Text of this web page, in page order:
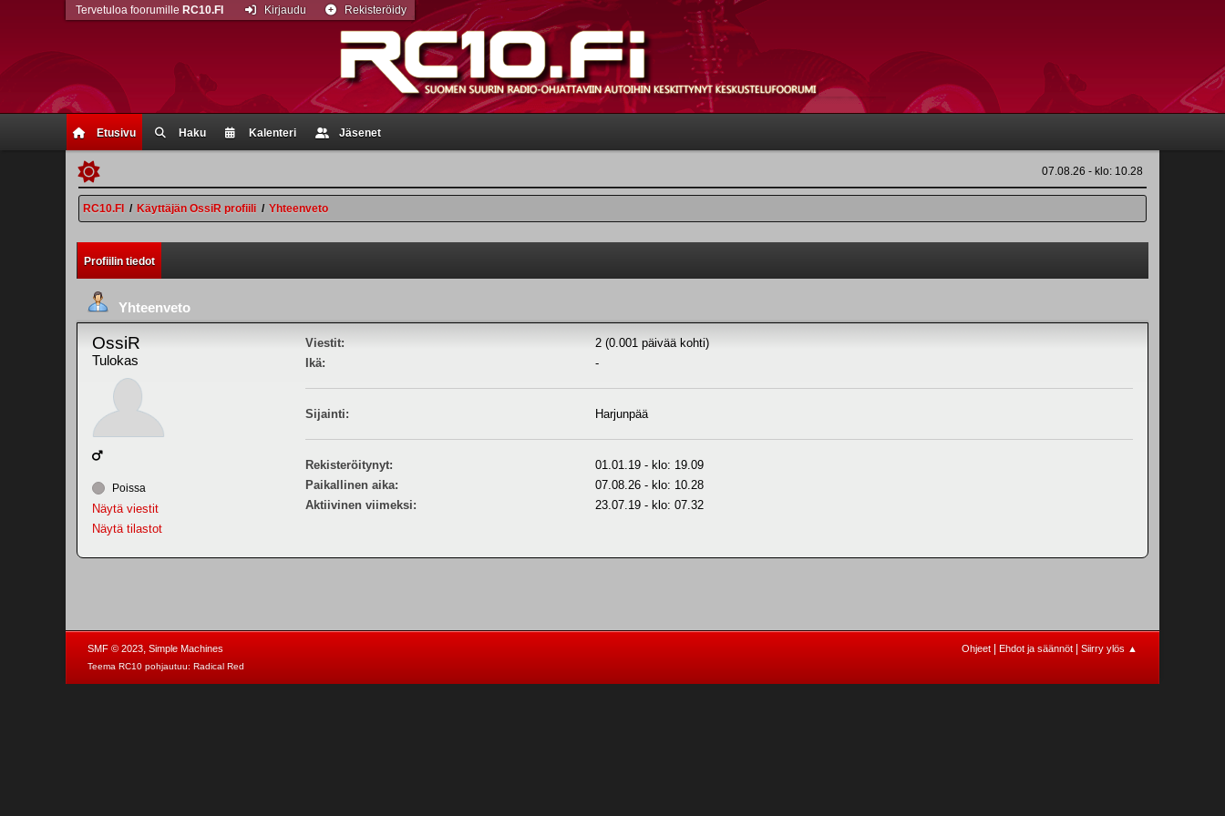
Etusivu Haku Kalenteri Jäsenet
Tervetuloa foorumille RC10.FI Kirjaudu Rekisteröidy
07.08.26 - klo: 10.28
RC10.FI / Käyttäjän OssiR profiili / Yhteenveto
Profiilin tiedot
Yhteenveto
OssiR
Tulokas
Poissa
Näytä viestit
Näytä tilastot
Viestit:
2 (0.001 päivää kohti)
Ikä:
-
Sijainti: Harjunpää
Rekisteröitynyt:
01.01.19 - klo: 19.09
Paikallinen aika:
07.08.26 - klo: 10.28
Aktiivinen viimeksi:
23.07.19 - klo: 07.32
Ohjeet Ehdot ja säännöt Siirry ylös ▲
SMF © 2023, Simple Machines
Teema RC10 pohjautuu: Radical Red